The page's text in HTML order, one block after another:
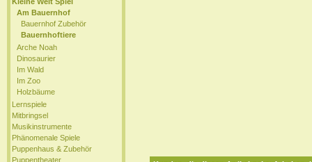
Am Bauernhof
Bauernhof Zubehör
Bauernhoftiere
Arche Noah
Dinosaurier
Im Wald
Im Zoo
Holzbäume
Lernspiele
Mitbringsel
Musikinstrumente
Phänomenale Spiele
Puppenhaus & Zubehör
Puppentheater